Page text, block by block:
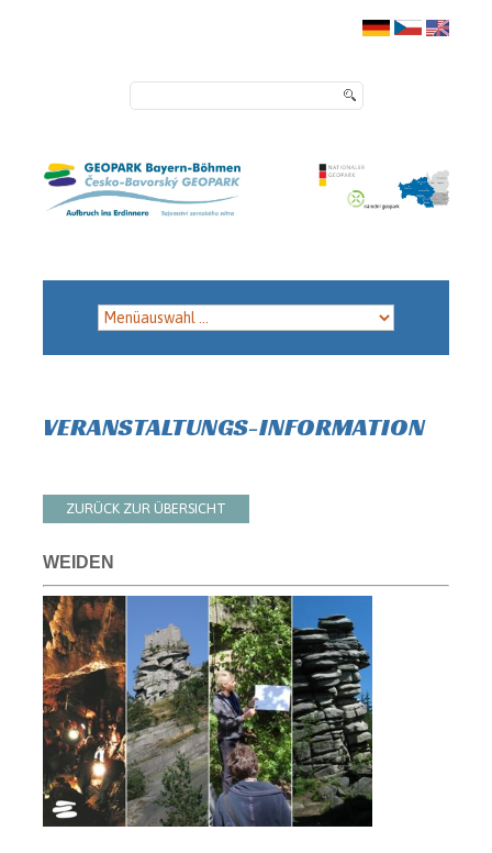
VERANSTALTUNGS-INFORMATION
ZURÜCK ZUR ÜBERSICHT
WEIDEN